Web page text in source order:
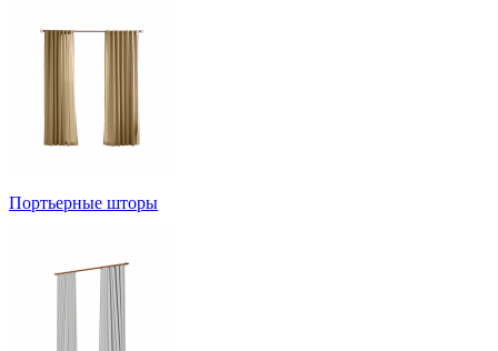
Портьерные шторы